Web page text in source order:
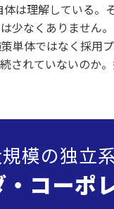
は理解している。
少なくありません。
単体ではなく採用
されていないのか
模の独立
コーポ